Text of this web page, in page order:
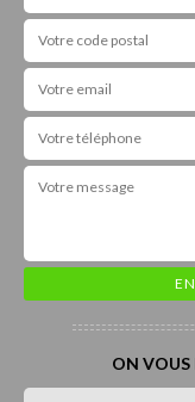
ON VOUS